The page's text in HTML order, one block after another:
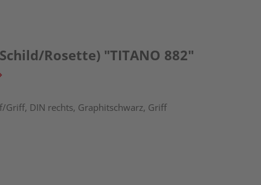
Rosette) "TITANO 882"
Griff, DIN rechts, Graphitschwarz, Griff